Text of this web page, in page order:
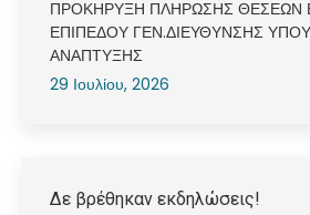
ΠΡΟΚΗΡΥΞΗ ΠΛΗΡΩΣΗΣ ΘΕΣΕΩΝ
ΕΠΙΠΕΔΟΥ ΓΕΝ.ΔΙΕΥΘΥΝΣΗΣ
ΑΝΑΠΤΥΞΗΣ
29 Ιουλίου, 2026
Δε βρέθηκαν εκδηλώσεις!